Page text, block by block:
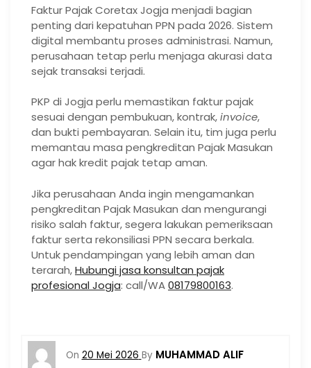
Faktur Pajak Coretax Jogja menjadi bagian
penting dari kepatuhan PPN pada 2026. Sistem
digital membantu proses administrasi. Namun,
perusahaan tetap perlu menjaga akurasi data
sejak transaksi terjadi.
PKP di Jogja perlu memastikan faktur pajak
sesuai dengan pembukuan, kontrak,invoice,
dan bukti pembayaran. Selain itu, tim juga perlu
memantau masa pengkreditan Pajak Masukan
agar hak kredit pajak tetap aman.
Jika perusahaan Anda ingin mengamankan
pengkreditan Pajak Masukan dan mengurangi
risiko salah faktur, segera lakukan pemeriksaan
faktur serta rekonsiliasi PPN secara berkala.
Untuk pendampingan yang lebih aman dan
terarah,Hubungi jasa konsultan pajak
profesional Jogja: call/WA08179800163.
On 20 Mei 2026 By MUHAMMAD ALIF